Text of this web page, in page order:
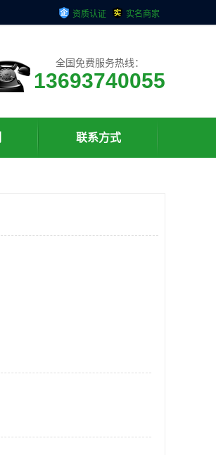
资质认证 实名商家
全国免费服务热线：
13693740055
联系方式